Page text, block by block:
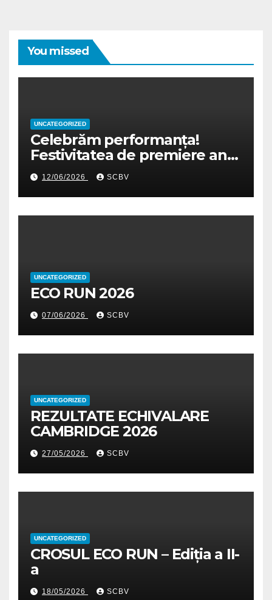
You missed
UNCATEGORIZED
Celebrăm performanța!
Festivitatea de premiere an
școlar 2025-2026
12/06/2026 SCBV
UNCATEGORIZED
ECO RUN 2026
07/06/2026 SCBV
UNCATEGORIZED
REZULTATE ECHIVALARE
CAMBRIDGE 2026
27/05/2026 SCBV
UNCATEGORIZED
CROSUL ECO RUN – Ediția a II-
a
18/05/2026 SCBV